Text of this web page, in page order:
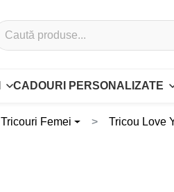
CADOURI PERSONALIZATE
Tricouri Femei Tricou Love